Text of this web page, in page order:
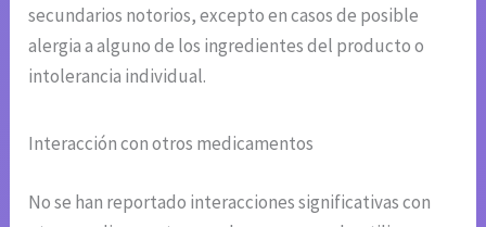
secundarios notorios, excepto en casos de posible
alergia a alguno de los ingredientes del producto o
intolerancia individual.
Interacción con otros medicamentos
No se han reportado interacciones significativas con